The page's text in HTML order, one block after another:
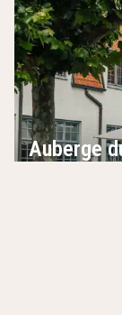
Auberge